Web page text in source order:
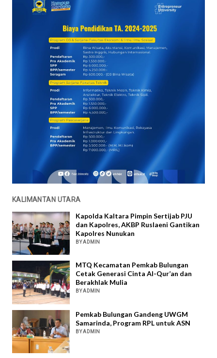
KALIMANTAN UTARA
Kapolda Kaltara Pimpin Sertijab PJU
dan Kapolres, AKBP Ruslaeni Gantikan
Kapolres Nunukan
BY ADMIN
MTQ Kecamatan Pemkab Bulungan
Cetak Generasi Cinta Al-Qur’an dan
Berakhlak Mulia
BY ADMIN
Pemkab Bulungan Gandeng UWGM
Samarinda, Program RPL untuk ASN
BY ADMIN